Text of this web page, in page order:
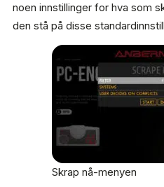
noen innstillinger for hva som
den stå på disse
Skrap nå-menyen